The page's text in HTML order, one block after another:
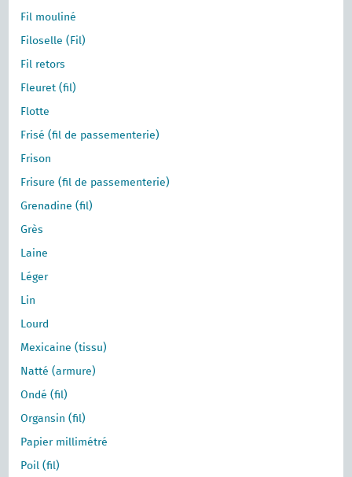
Fil mouliné
Filoselle (Fil)
Fil retors
Fleuret (fil)
Flotte
Frisé (fil de passementerie)
Frison
Frisure (fil de passementerie)
Grenadine (fil)
Grès
Laine
Léger
Lin
Lourd
Mexicaine (tissu)
Natté (armure)
Ondé (fil)
Organsin (fil)
Papier millimétré
Poil (fil)